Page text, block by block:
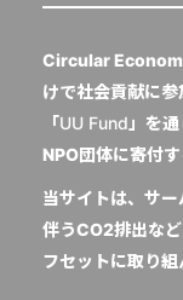
Circular
けで社会貢献に
「UU Fund 」を
NPO団体に寄付す
当サイトは、サ
伴うCO2排出な
フセットに取り組